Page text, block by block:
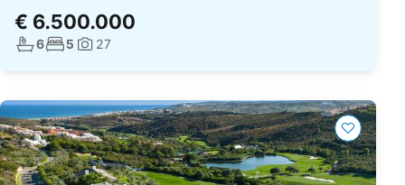
€ 6.500.000
Aantal badkamers:
6Aantal slaapkamers:
5 Foto's:
27